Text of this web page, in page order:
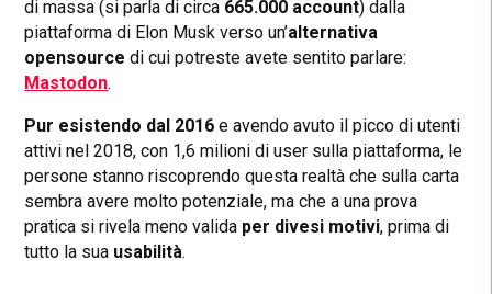
di massa (si parla di circa 665.000 account) dalla
piattaforma di Elon Musk verso un’alternativa
opensource di cui potreste avete sentito parlare:
Mastodon.
Pur esistendo dal 2016 e avendo avuto il picco di utenti
attivi nel 2018, con 1,6 milioni di user sulla piattaforma, le
persone stanno riscoprendo questa realtà che sulla carta
sembra avere molto potenziale, ma che a una prova
pratica si rivela meno valida per divesi motivi, prima di
tutto la sua usabilità.